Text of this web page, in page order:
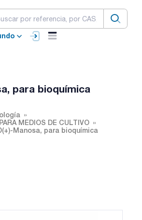
para bioquímica
MEDIOS DE CULTIVO
Manosa, para bioquímica